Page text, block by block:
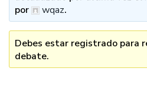
por
wqaz.
Debes estar registrado para
debate.